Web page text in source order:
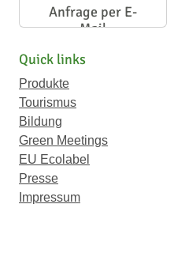
Anfrage per E-
Mail
Quick links
Produkte
Tourismus
Bildung
Green Meetings
EU Ecolabel
Presse
Impressum